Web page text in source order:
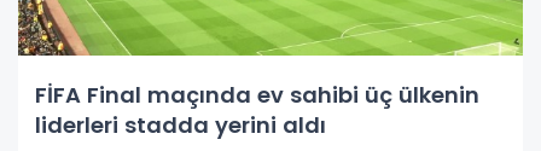
FİFA Final maçında ev sahibi üç ülkenin
liderleri stadda yerini aldı